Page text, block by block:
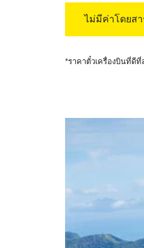
ไม่มีค่าโดยส
*ราคาตั๋วเครื่องบินที่ดี